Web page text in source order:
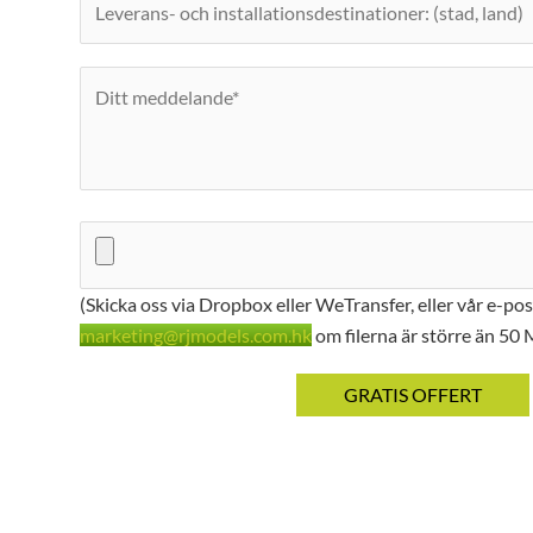
(Skicka oss via Dropbox eller WeTransfer, eller vår e-
marketing@rjmodels.com.hkom filerna är större än 50